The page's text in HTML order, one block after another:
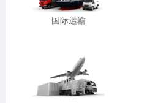
国际运输